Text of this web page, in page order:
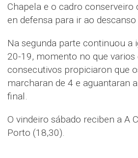
Chapela e o cadro conserveiro
en defensa para ir ao
Na segunda parte continuou a
20-19, momento no que varios
consecutivos propiciaron que
marcharan de 4 e aguantaran
final.
O vindeiro sábado reciben a A
Porto (18,30).